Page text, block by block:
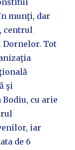
munţi, dar
centrul
Dornelor. Tot
şi
cu arie
iar
de 6